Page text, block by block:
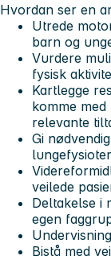
Hvordan ser en
Utrede
barn og
Vurdere
fysisk
Kartlegge
komme
relevante
Gi
veilede
Deltakelse i
egen
Bistå med